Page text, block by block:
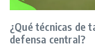
¿Qué técnicas de
defensa central?